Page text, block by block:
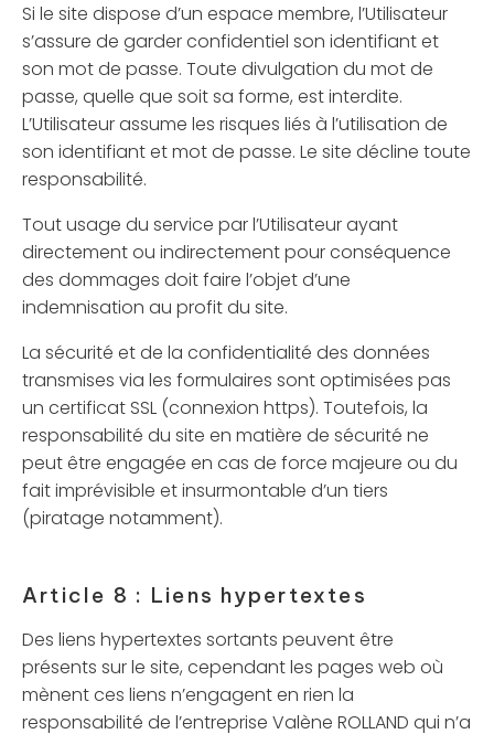
Si le site dispose d’un espace membre, l’Utilisateur
s’assure de garder confidentiel son identifiant et
son mot de passe. Toute divulgation du mot de
passe, quelle que soit sa forme, est interdite.
L’Utilisateur assume les risques liés à l’utilisation de
son identifiant et mot de passe. Le site décline toute
responsabilité.
Tout usage du service par l’Utilisateur ayant
directement ou indirectement pour conséquence
des dommages doit faire l’objet d’une
indemnisation au profit du site.
La sécurité et de la confidentialité des données
transmises via les formulaires sont optimisées pas
un certificat SSL (connexion https). Toutefois, la
responsabilité du site en matière de sécurité ne
peut être engagée en cas de force majeure ou du
fait imprévisible et insurmontable d’un tiers
(piratage notamment).
Article 8 : Liens hypertextes
Des liens hypertextes sortants peuvent être
présents sur le site, cependant les pages web où
mènent ces liens n’engagent en rien la
responsabilité de l’entreprise Valène ROLLAND qui n’a